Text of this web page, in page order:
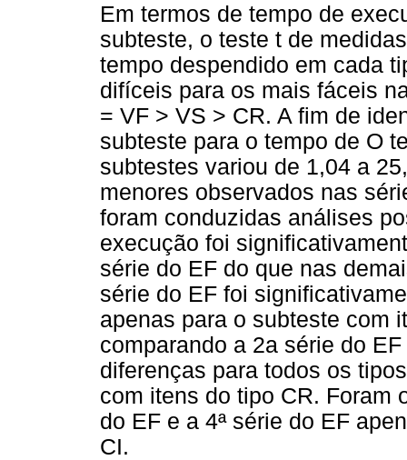
Em termos de tempo de
subteste, o teste t de
tempo despendido em cada
difíceis para os mais fáceis
= VF > VS > CR. A fim de
subteste para o tempo de O
subtestes variou de 1,04 a
menores observados nas
foram conduzidas análises
execução foi
série do EF do que nas
série do EF foi
apenas para o subteste com
comparando a 2a série do
diferenças para todos os
com itens do tipo CR. Foram
do EF e a 4ª série do EF
CI.